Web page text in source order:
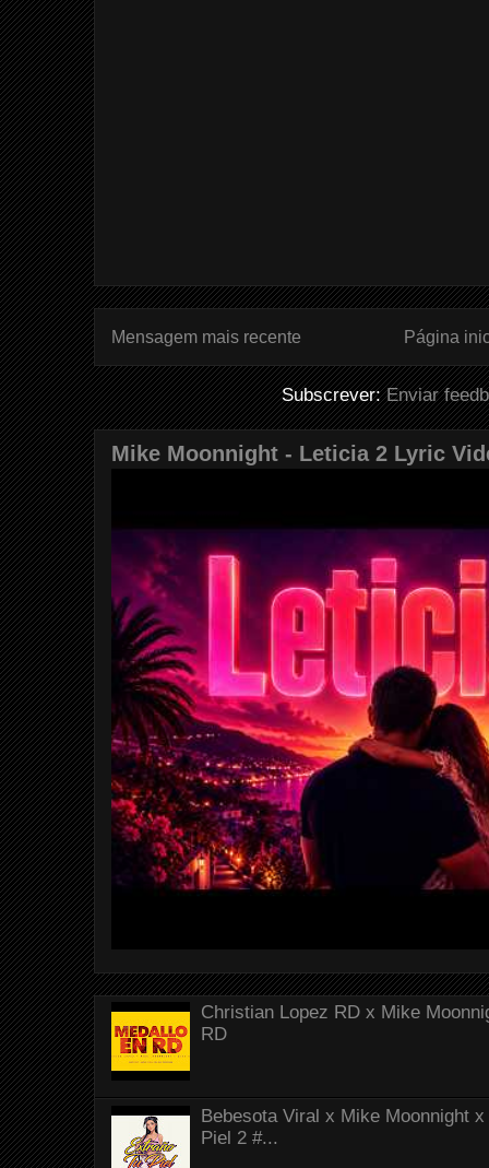
Mensagem mais recente Página
Subscrever:Enviar
Mike Moonnight - Leticia 2 Lyric
Christian Lopez RD x Mike
RD
Bebesota Viral x Mike Moonnight
Piel 2 #...